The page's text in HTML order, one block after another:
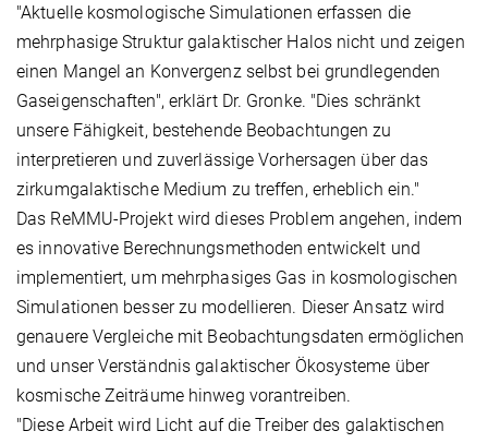
"Aktuelle kosmologische Simulationen erfassen die
mehrphasige Struktur galaktischer Halos nicht und zeigen
einen Mangel an Konvergenz selbst bei grundlegenden
Gaseigenschaften", erklärt Dr. Gronke. "Dies schränkt
unsere Fähigkeit, bestehende Beobachtungen zu
interpretieren und zuverlässige Vorhersagen über das
zirkumgalaktische Medium zu treffen, erheblich ein."
Das ReMMU-Projekt wird dieses Problem angehen, indem
es innovative Berechnungsmethoden entwickelt und
implementiert, um mehrphasiges Gas in kosmologischen
Simulationen besser zu modellieren. Dieser Ansatz wird
genauere Vergleiche mit Beobachtungsdaten ermöglichen
und unser Verständnis galaktischer Ökosysteme über
kosmische Zeiträume hinweg vorantreiben.
"Diese Arbeit wird Licht auf die Treiber des galaktischen